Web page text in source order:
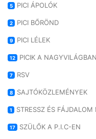
5 PICI ÁPOLÓK
2 PICI BŐRÖND
9 PICI LÉLEK
12 PICIK A NAGYVILÁGBAN
7 RSV
8 SAJTÓKÖZLEMÉNYEK
1 STRESSZ ÉS FÁJDALOM
17 SZÜLŐK A P.I.C-EN